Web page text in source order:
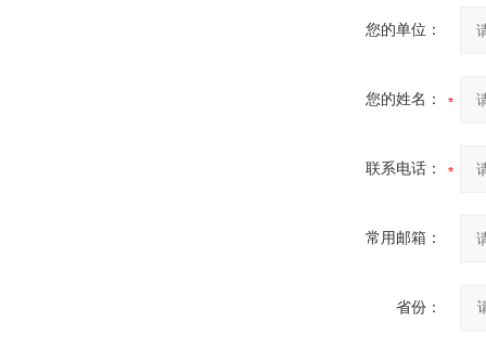
您的单位：
您的姓名：
联系电话：
常用邮箱：
省份：